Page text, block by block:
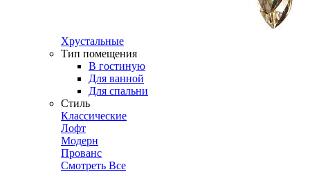
Хрустальные
Тип помещения
В гостиную
Для ванной
Для спальни
Стиль
Классические
Лофт
Модерн
Прованс
Смотреть Все